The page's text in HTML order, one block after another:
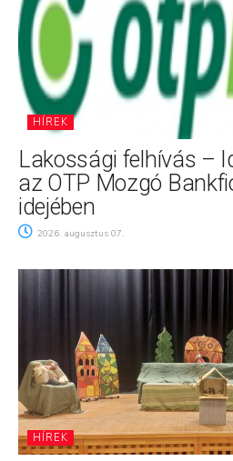
HÍREK
Lakossági felhívás –
az OTP Mozgó
idejében
2026. augusztus 07.
HÍREK